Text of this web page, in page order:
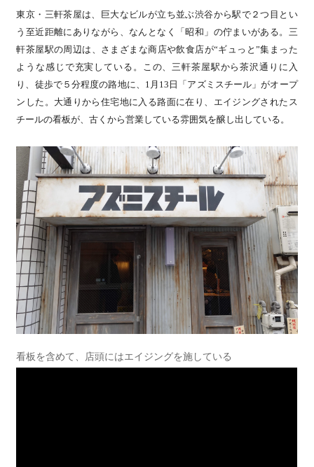
東京・三軒茶屋は、巨大なビルが立ち並ぶ渋谷から駅で２つ目とい
う至近距離にありながら、なんとなく「昭和」の佇まいがある。三
軒茶屋駅の周辺は、さまざまな商店や飲食店が“ギュっと”集まった
ような感じで充実している。この、三軒茶屋駅から茶沢通りに入
り、徒歩で５分程度の路地に、1月13日「アズミスチール」がオープ
ンした。大通りから住宅地に入る路面に在り、エイジングされたス
チールの看板が、古くから営業している雰囲気を醸し出している。
看板を含めて、店頭にはエイジングを施している